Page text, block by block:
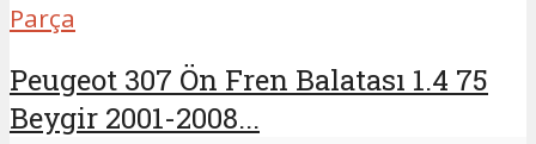
Parça
Peugeot 307 Ön Fren Balatası 1.4 75
Beygir 2001-2008...